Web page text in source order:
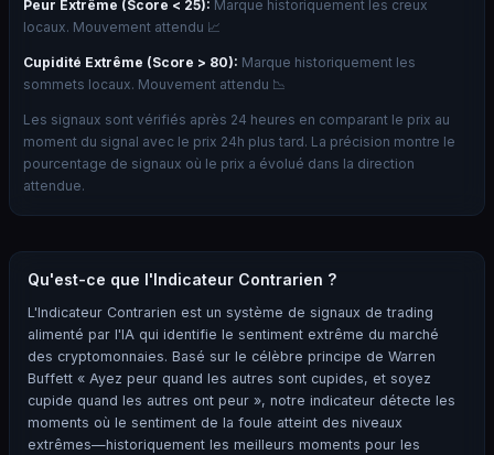
Peur Extrême (Score < 25): Marque historiquement les creux
locaux. Mouvement attendu 📈
Cupidité Extrême (Score > 80): Marque historiquement les
sommets locaux. Mouvement attendu 📉
Les signaux sont vérifiés après 24 heures en comparant le prix au
moment du signal avec le prix 24h plus tard. La précision montre le
pourcentage de signaux où le prix a évolué dans la direction
attendue.
Qu'est-ce que l'Indicateur Contrarien ?
L'Indicateur Contrarien est un système de signaux de trading
alimenté par l'IA qui identifie le sentiment extrême du marché
des cryptomonnaies. Basé sur le célèbre principe de Warren
Buffett « Ayez peur quand les autres sont cupides, et soyez
cupide quand les autres ont peur », notre indicateur détecte les
moments où le sentiment de la foule atteint des niveaux
extrêmes—historiquement les meilleurs moments pour les